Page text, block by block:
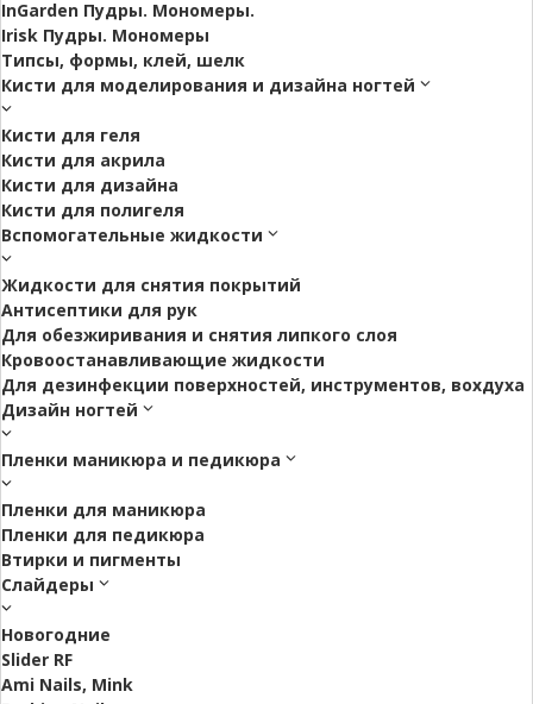
InGarden Пудры. Мономеры.
Irisk Пудры. Мономеры
Типсы, формы, клей, шелк
Кисти для моделирования и дизайна ногтей
Кисти для геля
Кисти для акрила
Кисти для дизайна
Кисти для полигеля
Вспомогательные жидкости
Жидкости для снятия покрытий
Антисептики для рук
Для обезжиривания и снятия липкого слоя
Кровоостанавливающие жидкости
Для дезинфекции поверхностей, инструментов, вохдуха
Дизайн ногтей
Пленки маникюра и педикюра
Пленки для маникюра
Пленки для педикюра
Втирки и пигменты
Слайдеры
Новогодние
Slider RF
Ami Nails, Mink